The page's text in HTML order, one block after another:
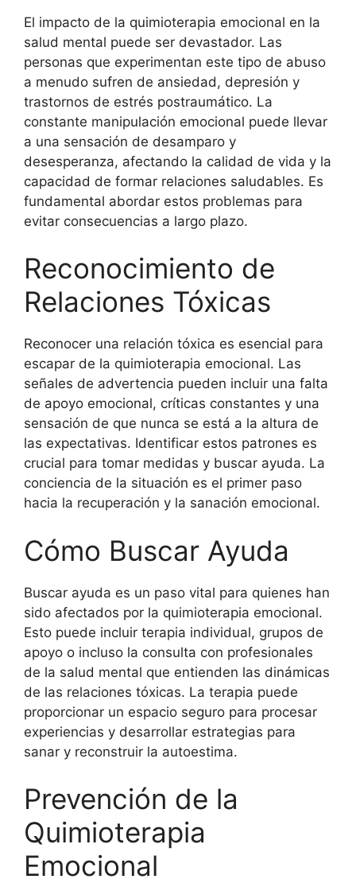
El impacto de la quimioterapia emocional en la
salud mental puede ser devastador. Las
personas que experimentan este tipo de abuso
a menudo sufren de ansiedad, depresión y
trastornos de estrés postraumático. La
constante manipulación emocional puede llevar
a una sensación de desamparo y
desesperanza, afectando la calidad de vida y la
capacidad de formar relaciones saludables. Es
fundamental abordar estos problemas para
evitar consecuencias a largo plazo.
Reconocimiento de
Relaciones Tóxicas
Reconocer una relación tóxica es esencial para
escapar de la quimioterapia emocional. Las
señales de advertencia pueden incluir una falta
de apoyo emocional, críticas constantes y una
sensación de que nunca se está a la altura de
las expectativas. Identificar estos patrones es
crucial para tomar medidas y buscar ayuda. La
conciencia de la situación es el primer paso
hacia la recuperación y la sanación emocional.
Cómo Buscar Ayuda
Buscar ayuda es un paso vital para quienes han
sido afectados por la quimioterapia emocional.
Esto puede incluir terapia individual, grupos de
apoyo o incluso la consulta con profesionales
de la salud mental que entienden las dinámicas
de las relaciones tóxicas. La terapia puede
proporcionar un espacio seguro para procesar
experiencias y desarrollar estrategias para
sanar y reconstruir la autoestima.
Prevención de la
Quimioterapia
Emocional